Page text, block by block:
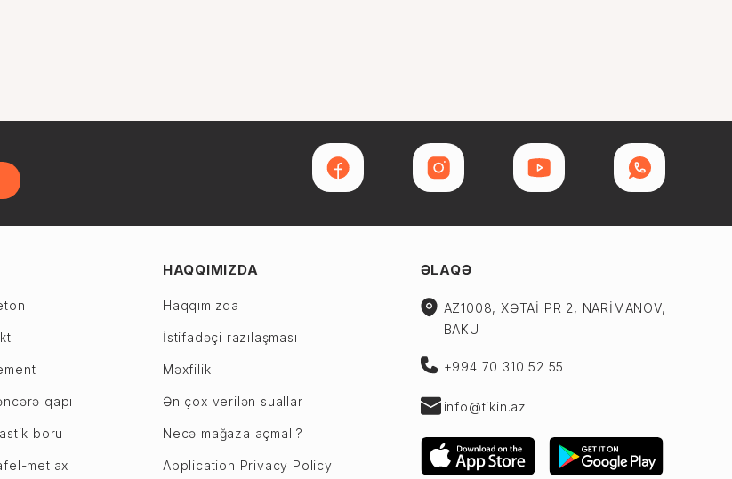
qapı
boru
metlax
HAQQIMIZDA
Haqqımızda
İstifadəçi razılaşması
Məxfilik
Ən çox verilən suallar
Necə mağaza açmalı?
Application Privacy Policy
ƏLAQƏ
AZ1008, XƏTAİ PR 2, NARİMANOV,
BAKU
+994 70 310 52 55
info@tikin.az